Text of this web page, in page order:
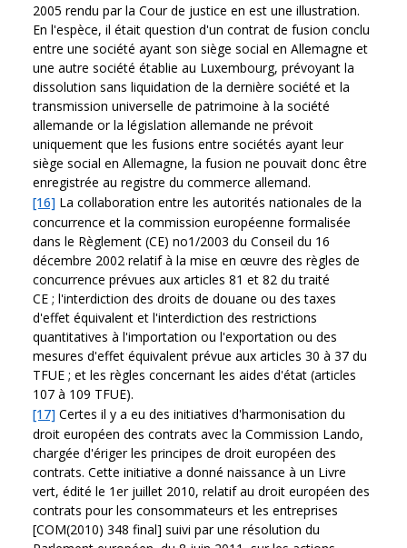
2005 rendu par la Cour de justice en est une illustration.
En l'espèce, il était question d'un contrat de fusion conclu
entre une société ayant son siège social en Allemagne et
une autre société établie au Luxembourg, prévoyant la
dissolution sans liquidation de la dernière société et la
transmission universelle de patrimoine à la société
allemande or la législation allemande ne prévoit
uniquement que les fusions entre sociétés ayant leur
siège social en Allemagne, la fusion ne pouvait donc être
enregistrée au registre du commerce allemand.
[16] La collaboration entre les autorités nationales de la
concurrence et la commission européenne formalisée
dans le Règlement (CE) no1/2003 du Conseil du 16
décembre 2002 relatif à la mise en œuvre des règles de
concurrence prévues aux articles 81 et 82 du traité
CE ; l'interdiction des droits de douane ou des taxes
d'effet équivalent et l'interdiction des restrictions
quantitatives à l'importation ou l'exportation ou des
mesures d'effet équivalent prévue aux articles 30 à 37 du
TFUE ; et les règles concernant les aides d'état (articles
107 à 109 TFUE).
[17] Certes il y a eu des initiatives d'harmonisation du
droit européen des contrats avec la Commission Lando,
chargée d'ériger les principes de droit européen des
contrats. Cette initiative a donné naissance à un Livre
vert, édité le 1er juillet 2010, relatif au droit européen des
contrats pour les consommateurs et les entreprises
[COM(2010) 348 final] suivi par une résolution du